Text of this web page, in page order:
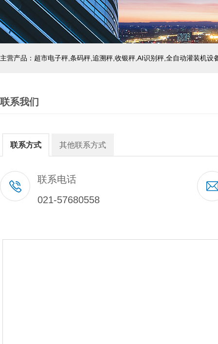
主营产品：超市电子秤,条码秤,追溯秤,收银秤,AI识别秤,全自动灌装机设
联系我们
联系方式 其他联系方式
联系电话
021-57680558